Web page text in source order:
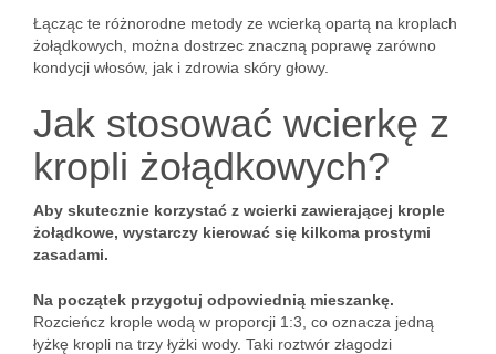
Łącząc te różnorodne metody ze wcierką opartą na kroplach
żołądkowych, można dostrzec znaczną poprawę zarówno
kondycji włosów, jak i zdrowia skóry głowy.
Jak stosować wcierkę z
kropli żołądkowych?
Aby skutecznie korzystać z wcierki zawierającej krople
żołądkowe, wystarczy kierować się kilkoma prostymi
zasadami.
Na początek przygotuj odpowiednią mieszankę.
Rozcieńcz krople wodą w proporcji 1:3, co oznacza jedną
łyżkę kropli na trzy łyżki wody. Taki roztwór złagodzi